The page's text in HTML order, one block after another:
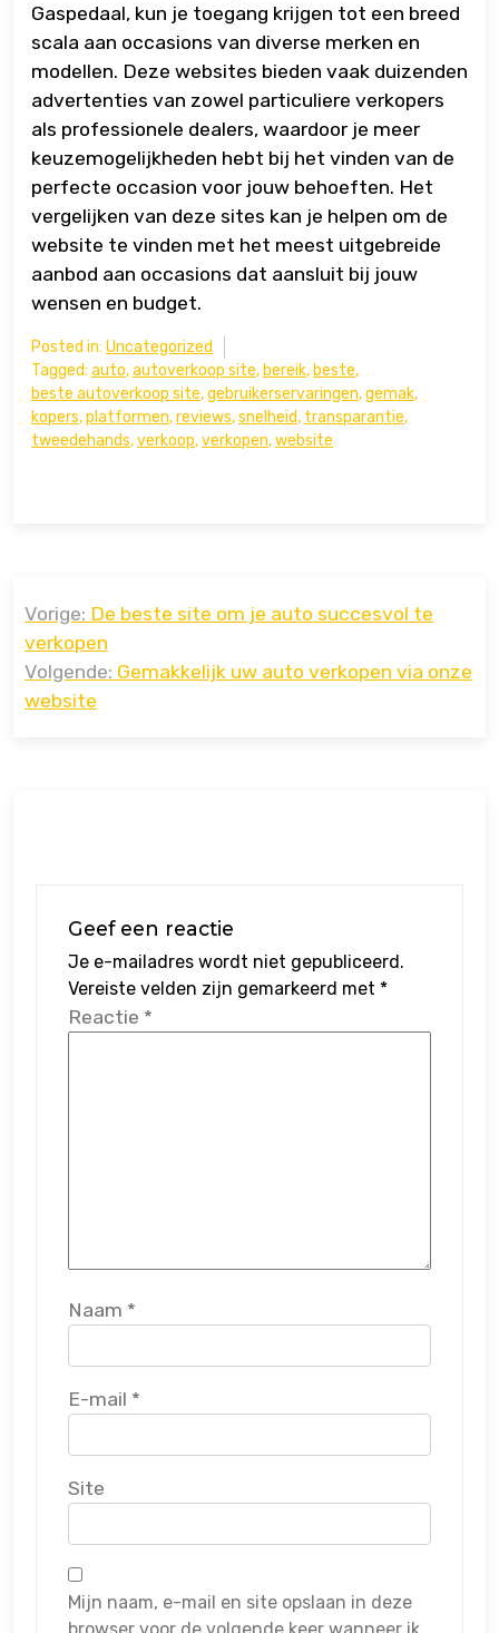
Gaspedaal, kun je toegang krijgen tot een breed
scala aan occasions van diverse merken en
modellen. Deze websites bieden vaak duizenden
advertenties van zowel particuliere verkopers
als professionele dealers, waardoor je meer
keuzemogelijkheden hebt bij het vinden van de
perfecte occasion voor jouw behoeften. Het
vergelijken van deze sites kan je helpen om de
website te vinden met het meest uitgebreide
aanbod aan occasions dat aansluit bij jouw
wensen en budget.
Posted in: Uncategorized
Tagged: auto,autoverkoop site, bereik, beste,
beste autoverkoop site,gebruikerservaringen,gemak,
kopers,platformen,reviews,snelheid, transparantie,
tweedehands,verkoop,verkopen,website
navigatie
Vorige: De beste site om je auto succesvol te
verkopen
Volgende: Gemakkelijk uw auto verkopen via onze
website
Geef een reactie
Je e-mailadres wordt niet gepubliceerd.
Vereiste velden zijn gemarkeerd met *
Reactie *
Naam *
E-mail *
Site
Mijn naam, e-mail en site opslaan in deze
browser voor de volgende keer wanneer ik